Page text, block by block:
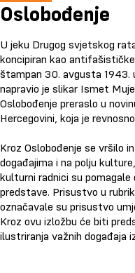
Oslobođenje
U jeku Drugog svjetskog
koncipiran kao
štampan 30. avgusta 1943.
napravio je slikar Ismet
Oslobođenje preraslo u
Hercegovini, koja je
Kroz Oslobođenje se vršilo
događajima i na polju
kulturni radnici su pomagale
predstave. Prisustvo u
označavale su prisustvo
Kroz ovu izložbu će biti
ilustriranja važnih događaja